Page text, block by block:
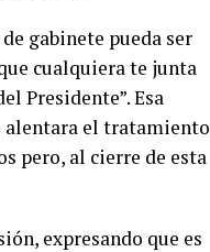
gabinete pueda ser
cualquiera te junta
Presidente”. Esa
alentara el tratamiento
pero, al cierre de esta
expresando que es